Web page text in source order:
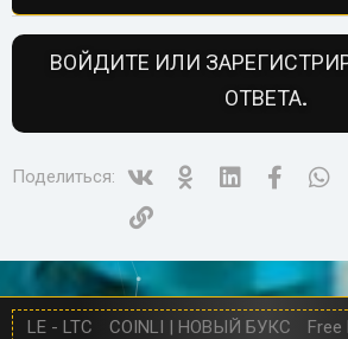
ВОЙДИТЕ ИЛИ
ОТВЕТА.
Поделиться: Linked In
LE - LTC COINLI | НОВЫЙ БУКС Free